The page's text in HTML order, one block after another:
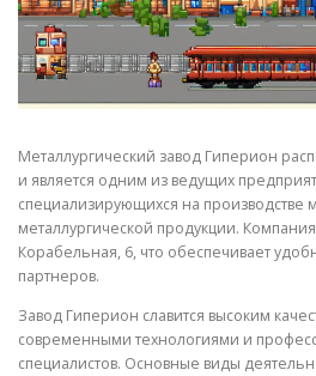
Металлургический завод Гиперион
и является одним из ведущих
специализирующихся на производстве
металлургической продукции.
Корабельная, 6, что обеспечивает
партнеров.
Завод Гиперион славится высоким
современными технологиями и
специалистов. Основные виды